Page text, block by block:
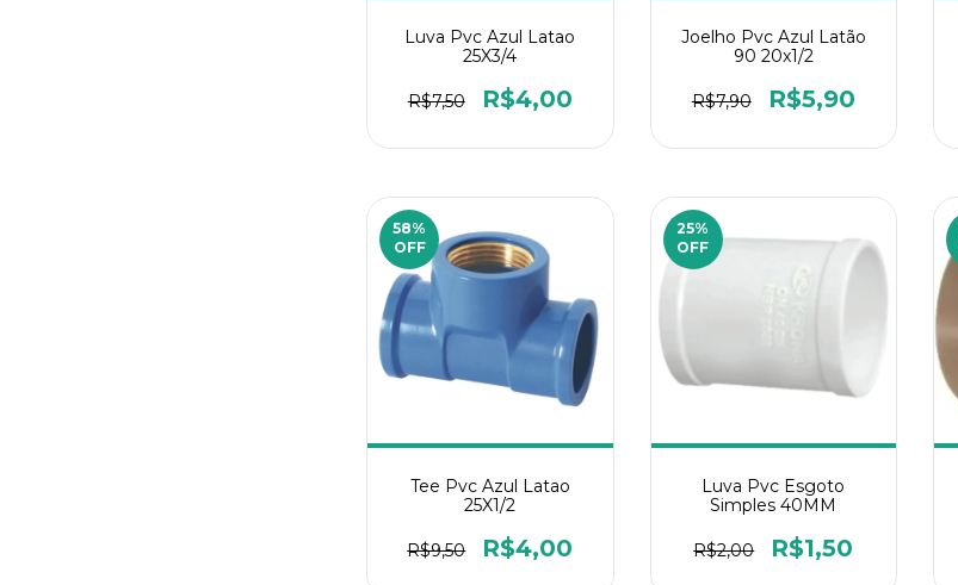
Luva Pvc Azul Latao
25X3/4
R$7,50 R$4,00
Joelho Pvc Azul Latão
90 20x1/2
R$7,90 R$5,90
58%
OFF
Tee Pvc Azul Latao
25X1/2
R$9,50 R$4,00
25%
OFF
Luva Pvc Esgoto
Simples 40MM
R$2,00 R$1,50